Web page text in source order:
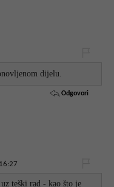
dijelu.
Odgovori
teški rad - kao što je